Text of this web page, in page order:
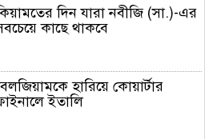
দিন যারা নবীজি (সা.)-এর
কাছে থাকবে
হারিয়ে কোয়ার্টার
ইতালি